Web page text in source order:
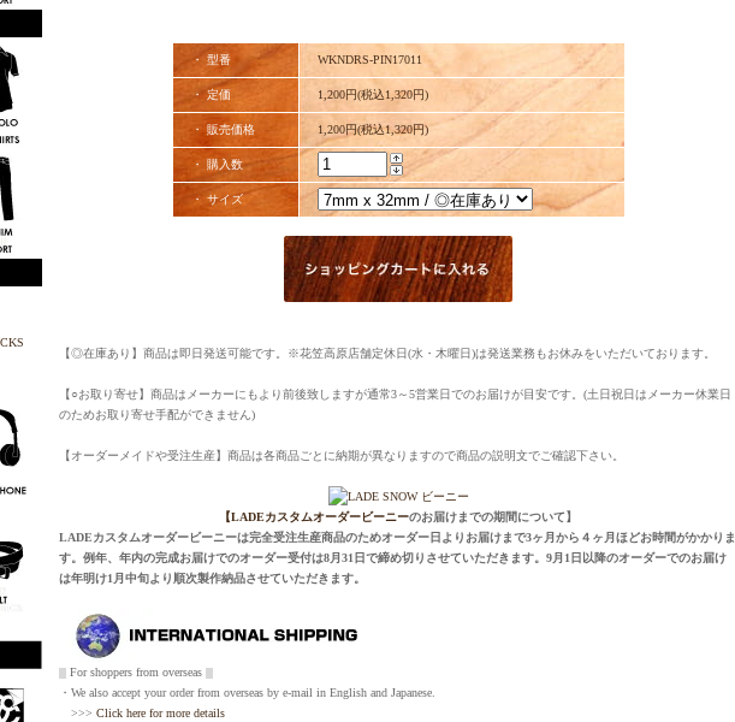
・ 型番 WKNDRS-PIN17011
・ 定価 1,200円(税込1,320円)
・ 販売価格 1,200円(税込1,320円)
・ 購入数
・ サイズ
【◎在庫あり】商品は即日発送可能です。※花笠高原店舗定休日(水・木曜日)は発送業務もお休みをいただいております。
【○お取り寄せ】商品はメーカーにもより前後致しますが通常3～5営業日でのお届けが目安です。(土日祝日はメーカー休業日
のためお取り寄せ手配ができません)
【オーダーメイドや受注生産】商品は各商品ごとに納期が異なりますので商品の説明文でご確認下さい。
【LADEカスタムオーダービーニーのお届けまでの期間について】
LADEカスタムオーダービーニーは完全受注生産商品のためオーダー日よりお届けまで3ヶ月から４ヶ月ほどお時間がかかりま
す。例年、年内の完成お届けでのオーダー受付は8月31日で締め切りさせていただきます。9月1日以降のオーダーでのお届け
は年明け1月中旬より順次製作納品させていただきます。
||| For shoppers from overseas |||
・We also accept your order from overseas by e-mail in English and Japanese.
>>> Click here for more details